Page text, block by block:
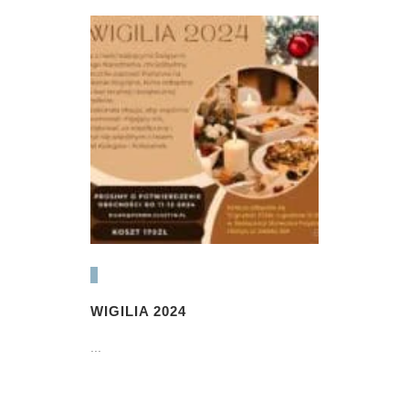
WIGILIA 2024
...